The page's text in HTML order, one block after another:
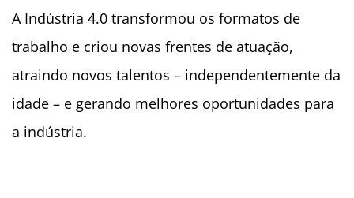
A Indústria 4.0 transformou os formatos de
trabalho e criou novas frentes de atuação,
atraindo novos talentos – independentemente da
idade – e gerando melhores oportunidades para
a indústria.